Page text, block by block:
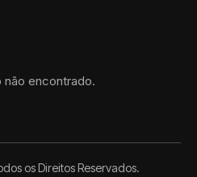
não encontrado.
os Direitos Reservados.